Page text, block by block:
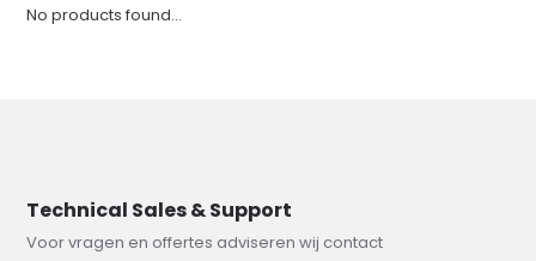
No products found...
Technical Sales & Support
Voor vragen en offertes adviseren wij contact